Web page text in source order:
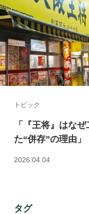
トピック
「『王将』はな
た“併存”の理由」
2026.04.04
タグ